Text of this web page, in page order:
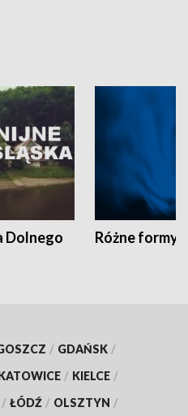
Dolnego
Różne formy
/ GDAŃSK /
/ KIELCE /
/ ŁÓDŹ / OLSZTYN /